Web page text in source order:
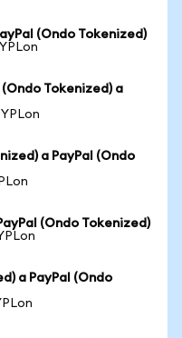
(Ondo Tokenized)
Tokenized) a
a PayPal (Ondo
(Ondo Tokenized)
a PayPal (Ondo